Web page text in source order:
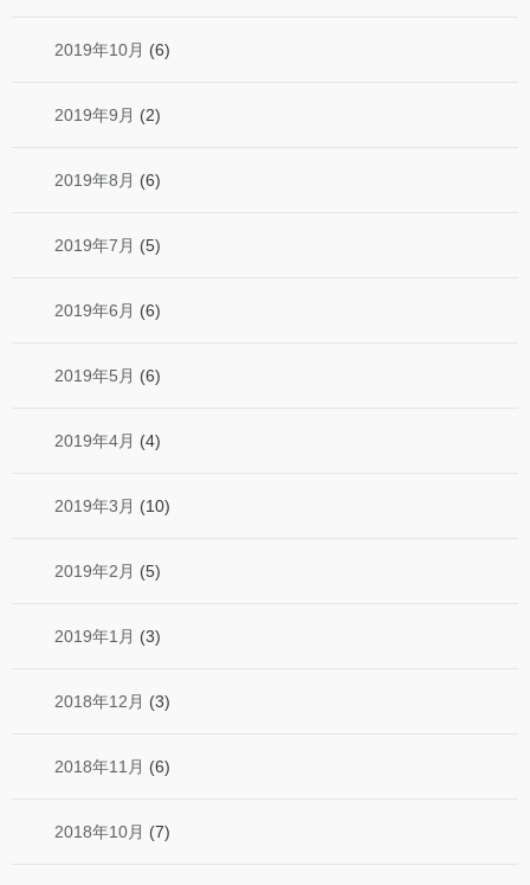
2019年10月 (6)
2019年9月 (2)
2019年8月 (6)
2019年7月 (5)
2019年6月 (6)
2019年5月 (6)
2019年4月 (4)
2019年3月 (10)
2019年2月 (5)
2019年1月 (3)
2018年12月 (3)
2018年11月 (6)
2018年10月 (7)